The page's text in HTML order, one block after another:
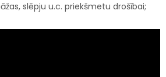
slēpju u.c. priekšmetu drošībai;